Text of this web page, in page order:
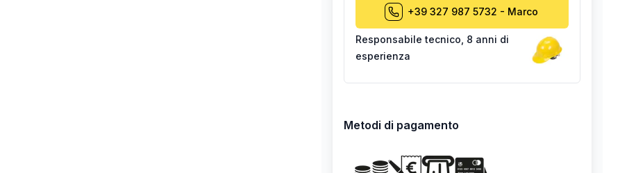
+39 327 987 5732 - Marco
Responsabile tecnico 8 anni di
esperienza
Metodi di pagamento